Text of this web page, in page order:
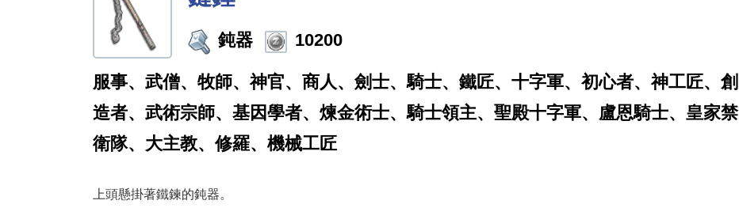
鈍器 10200
服事、武僧、牧師、神官、商人、劍士、騎士、鐵匠、十字軍、初心者、神工匠、創
造者、武術宗師、基因學者、煉金術士、騎士領主、聖殿十字軍、盧恩騎士、皇家禁
衛隊、大主教、修羅、機械工匠
上頭懸掛著鐵鍊的鈍器。